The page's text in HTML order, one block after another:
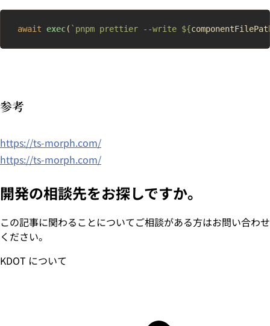
await exec( `pnpm prettier --write ${
参考
https://ts-morph.com/
https://ts-morph.com/
開発の相談先をお探しですか。
この記事に関わることについてご相談がある方はお問い合わせ
ください。
KDOT について